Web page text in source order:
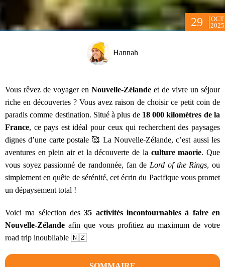
29
OCT
2025
Hannah
Vous rêvez de voyager en Nouvelle-Zélande et de vivre un séjour
riche en découvertes ? Vous avez raison de choisir ce petit coin de
paradis comme destination. Situé à plus de 18 000 kilomètres de la
France, ce pays est idéal pour ceux qui recherchent des paysages
dignes d’une carte postale 🥰 La Nouvelle-Zélande, c’est aussi les
aventures en plein air et la découverte de la culture maorie. Que
vous soyez passionné de randonnée, fan de Lord of the Rings, ou
simplement en quête de sérénité, cet écrin du Pacifique vous promet
un dépaysement total !
Voici ma sélection des35 activités incontournables à faire en
Nouvelle-Zélande afin que vous profitiez au maximum de votre
road trip inoubliable 🇳🇿